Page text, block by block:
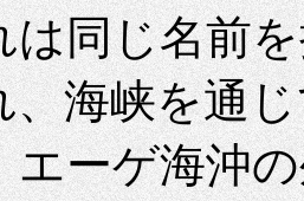
は同じ名前
、海峡を通
エーゲ海沖